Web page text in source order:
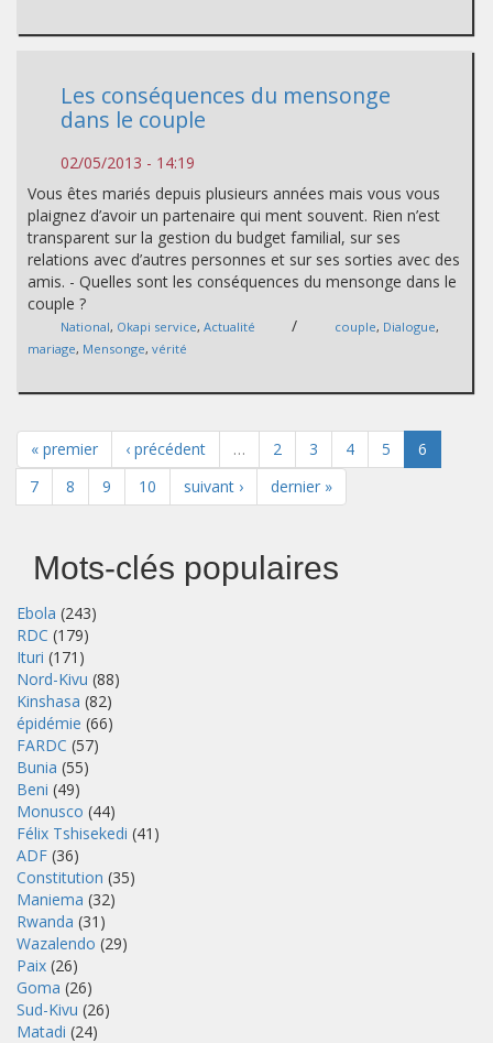
Les conséquences du mensonge
dans le couple
02/05/2013 - 14:19
Vous êtes mariés depuis plusieurs années mais vous vous
plaignez d’avoir un partenaire qui ment souvent. Rien n’est
transparent sur la gestion du budget familial, sur ses
relations avec d’autres personnes et sur ses sorties avec des
amis. - Quelles sont les conséquences du mensonge dans le
couple ?
National, Okapi service, Actualité / couple, Dialogue,
mariage, Mensonge, vérité
« premier ‹ précédent … 2 3 4 5
6
7
8 9 10 suivant › dernier »
Mots-clés populaires
Ebola (243)
RDC (179)
Ituri (171)
Nord-Kivu (88)
Kinshasa (82)
épidémie (66)
FARDC (57)
Bunia (55)
Beni (49)
Monusco (44)
Félix Tshisekedi (41)
ADF (36)
Constitution (35)
Maniema (32)
Rwanda (31)
Wazalendo (29)
Paix (26)
Goma (26)
Sud-Kivu (26)
Matadi (24)